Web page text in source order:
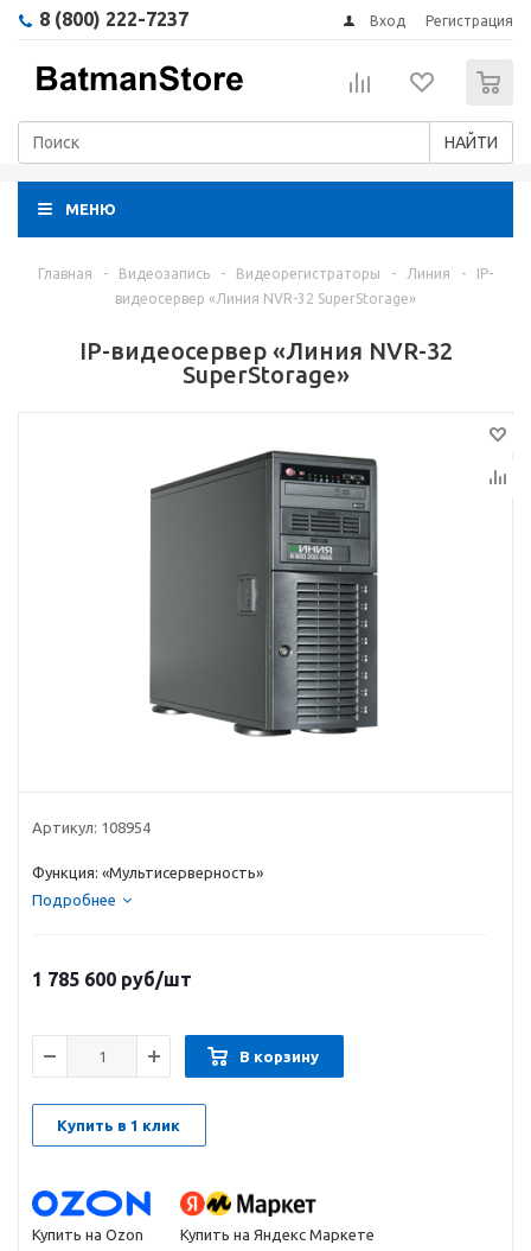
8 (800) 222-7237 Вход Регистрация
НАЙТИ
МЕНЮ
Главная - Видеозапись - Видеорегистраторы - Линия -
IP-
видеосервер «Линия NVR-32 SuperStorage»
IP-видеосервер «Линия NVR-32
SuperStorage»
Артикул: 108954
Функция: «Мультисерверность»
Подробнее
1 785 600 руб/шт
В корзину
Купить в 1 клик
Купить на Ozon Купить на Яндекс Маркете